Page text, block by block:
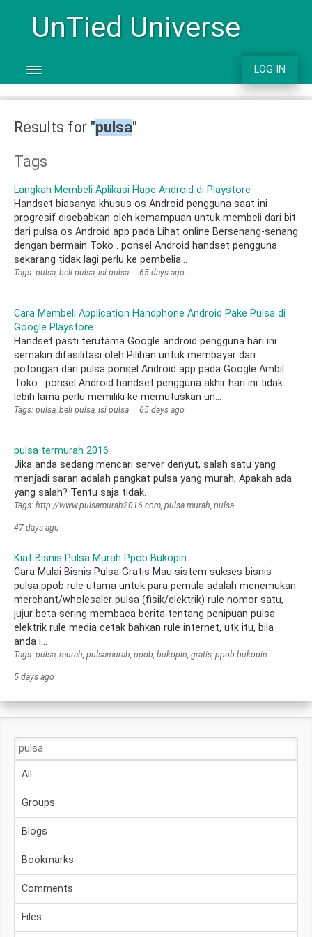
UnTied Universe
LOG IN
Results for "pulsa"
Tags
Langkah Membeli Aplikasi Hape Android di Playstore
Handset biasanya khusus os Android pengguna saat ini
progresif disebabkan oleh kemampuan untuk membeli dari bit
dari pulsa os Android app pada Lihat online Bersenang-senang
dengan bermain Toko . ponsel Android handset pengguna
sekarang tidak lagi perlu ke pembelia...
Tags: pulsa, beli pulsa, isi pulsa 65 days ago
Cara Membeli Application Handphone Android Pake Pulsa di
Google Playstore
Handset pasti terutama Google android pengguna hari ini
semakin difasilitasi oleh Pilihan untuk membayar dari
potongan dari pulsa ponsel Android app pada Google Ambil
Toko . ponsel Android handset pengguna akhir hari ini tidak
lebih lama perlu memiliki ke memutuskan un...
Tags: pulsa, beli pulsa, isi pulsa 65 days ago
pulsa termurah 2016
Jika anda sedang mencari server denyut, salah satu yang
menjadi saran adalah pangkat pulsa yang murah, Apakah ada
yang salah? Tentu saja tidak.
Tags: http://www.pulsamurah2016.com, pulsa murah, pulsa
47 days ago
Kiat Bisnis Pulsa Murah Ppob Bukopin
Cara Mulai Bisnis Pulsa Gratis Mau sistem sukses bisnis
pulsa ppob rule utama untuk para pemula adalah menemukan
merchant/wholesaler pulsa (fisik/elektrik) rule nomor satu,
jujur beta sering membaca berita tentang penipuan pulsa
elektrik rule media cetak bahkan rule internet, utk itu, bila
anda i...
Tags: pulsa, murah, pulsamurah, ppob, bukopin, gratis, ppob bukopin
5 days ago
All
Groups
Blogs
Bookmarks
Comments
Files